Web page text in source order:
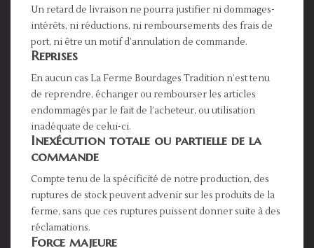
Un retard de livraison ne pourra justifier ni dommages-
intérêts, ni réductions, ni remboursements des frais de
port, ni être un motif d’annulation de commande.
Reprises
En aucun cas La Ferme Bourdages Tradition n’est tenu
de reprendre, échanger ou rembourser les articles
endommagés par le fait de l’acheteur, ou utilisation
inadéquate de celui-ci.
Inexécution totale ou partielle de la
commande
Compte tenu de la spécificité de notre production, des
ruptures de stock peuvent advenir sur les produits de la
ferme, sans que ces ruptures puissent donner suite à des
réclamations.
Force majeure